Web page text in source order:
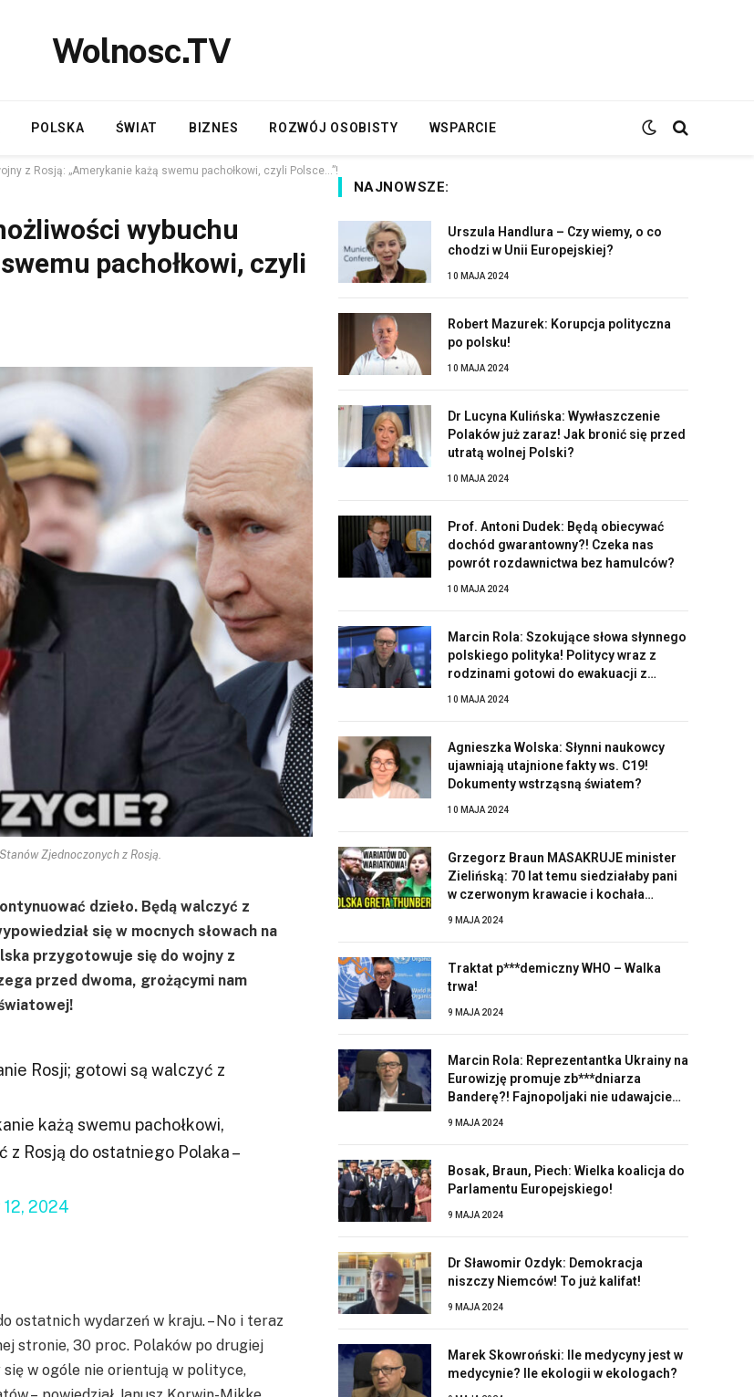
Wolnosc.TV
POLSKA ŚWIAT BIZNES ROZWÓJ OSOBISTY WSPARCIE
z Rosją: „Amerykanie każą swemu pachołkowi, czyli Polsce…”!
wybuchu
pachołkowi, czyli
Zjednoczonych z Rosją.
dzieło. Będą walczyć z
się w mocnych słowach na
przygotowuje się do wojny z
przed dwoma, grożącymi nam
Rosji; gotowi są walczyć z
każą swemu pachołkowi,
z Rosją do ostatniego Polaka –
2024
ostatnich wydarzeń w kraju. – No i teraz
stronie, 30 proc. Polaków po drugiej
w ogóle nie orientują w polityce,
NAJNOWSZE:
Urszula Handlura – Czy wiemy, o co
chodzi w Unii Europejskiej?
10 MAJA 2024
Robert Mazurek: Korupcja polityczna
po polsku!
10 MAJA 2024
Dr Lucyna Kulińska: Wywłaszczenie
Polaków już zaraz! Jak bronić się przed
utratą wolnej Polski?
10 MAJA 2024
Prof. Antoni Dudek: Będą obiecywać
dochód gwarantowny?! Czeka nas
powrót rozdawnictwa bez hamulców?
10 MAJA 2024
Marcin Rola: Szokujące słowa słynnego
polskiego polityka! Politycy wraz z
rodzinami gotowi do ewakuacji z
10 MAJA 2024
Agnieszka Wolska: Słynni naukowcy
ujawniają utajnione fakty ws. C19!
Dokumenty wstrząsną światem?
10 MAJA 2024
Grzegorz Braun MASAKRUJE minister
Zielińską: 70 lat temu siedziałaby pani
w czerwonym krawacie i kochała
9 MAJA 2024
Traktat p***demiczny WHO – Walka
trwa!
9 MAJA 2024
Marcin Rola: Reprezentantka Ukrainy na
Eurowizję promuje zb***dniarza
Banderę?! Fajnopoljaki nie udawajcie
9 MAJA 2024
Bosak, Braun, Piech: Wielka koalicja do
Parlamentu Europejskiego!
9 MAJA 2024
Dr Sławomir Ozdyk: Demokracja
niszczy Niemców! To już kalifat!
9 MAJA 2024
Marek Skowroński: Ile medycyny jest w
medycynie? Ile ekologii w ekologach?